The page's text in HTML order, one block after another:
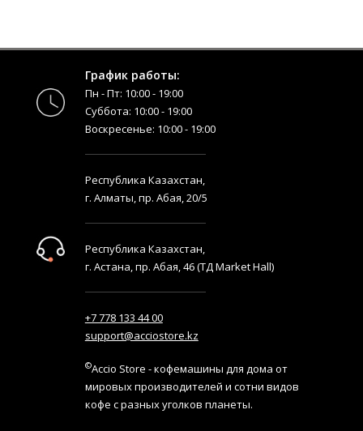
График работы:
Пн - Пт: 10:00 - 19:00
Суббота: 10:00 - 19:00
Воскресенье: 10:00 - 19:00
Республика Казахстан,
г. Алматы, пр. Абая, 20/5
Республика Казахстан,
г. Астана, пр. Абая, 46 (ТД Market Hall)
+7 778 133 44 00
support@acciostore.kz
©Accio Store - кофемашины для дома от
мировых производителей и сотни видов
кофе с разных уголков планеты.